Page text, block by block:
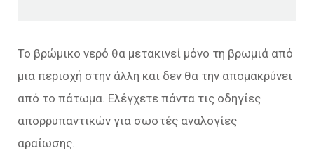
Το βρώμικο νερό θα μετακινεί μόνο τη βρωμιά από
μια περιοχή στην άλλη και δεν θα την απομακρύνει
από το πάτωμα. Ελέγχετε πάντα τις οδηγίες
απορρυπαντικών για σωστές αναλογίες
αραίωσης.